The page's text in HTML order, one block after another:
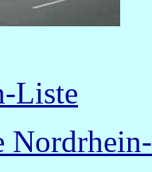
Liste